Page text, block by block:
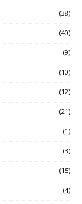
(38)
(40)
(9)
(10)
(12)
(21)
(1)
(3)
(15)
(4)